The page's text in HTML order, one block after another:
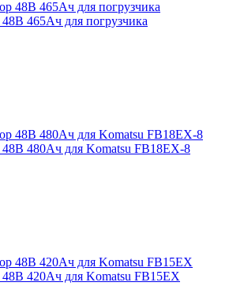
465Ач для погрузчика
48В 480Ач для Komatsu FB18EX-8
48В 420Ач для Komatsu FB15EX